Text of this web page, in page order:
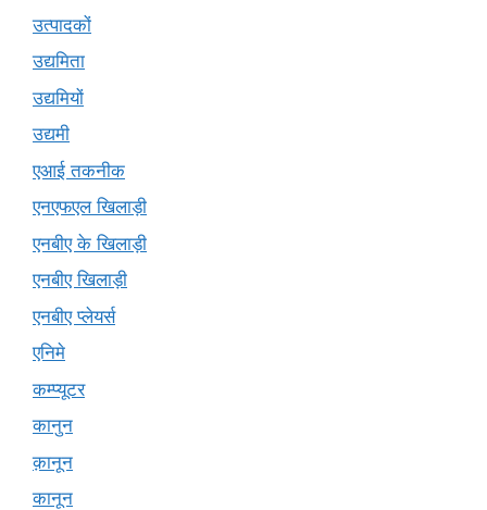
उत्पादकों
उद्यमिता
उद्यमियों
उद्यमी
एआई तकनीक
एनएफएल खिलाड़ी
एनबीए के खिलाड़ी
एनबीए खिलाड़ी
एनबीए प्लेयर्स
एनिमे
कम्प्यूटर
कानुन
क़ानून
कानून